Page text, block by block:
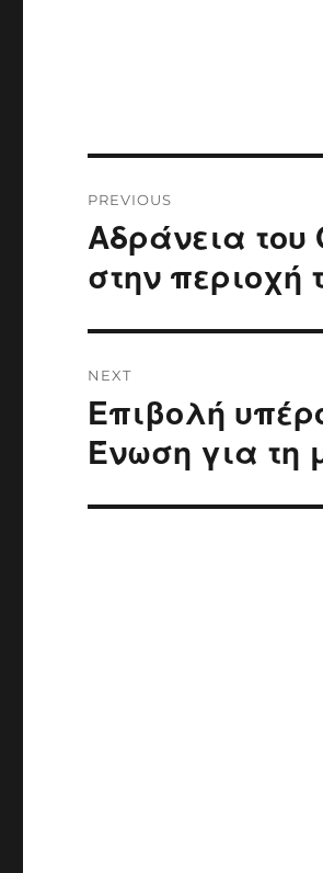
navigation
PREVIOUS
Previous
Αδράνεια του
στην περιοχή
NEXT
Next
post:
Επιβολή
Ένωση για τη